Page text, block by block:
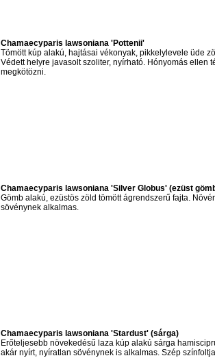
Chamaecyparis lawsoniana 'Pottenii'
Tömött kúp alakú, hajtásai vékonyak, pikkelylevele üde
Védett helyre javasolt szoliter, nyírható. Hónyomás ellen
megkötözni.
Chamaecyparis lawsoniana 'Silver Globus' (ezüst
Gömb alakú, ezüstös zöld tömött ágrendszerű fajta.
sövénynek alkalmas.
Chamaecyparis lawsoniana 'Stardust' (sárga)
Erőteljesebb növekedésű laza kúp alakú sárga
akár nyírt, nyíratlan sövénynek is alkalmas. Szép